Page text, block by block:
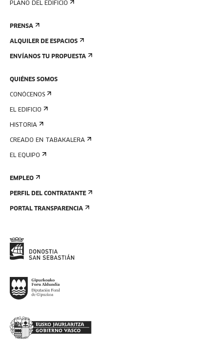
PLANO DEL EDIFICIO
PRENSA
ALQUILER DE ESPACIOS
ENVÍANOS TU PROPUESTA
QUIÉNES SOMOS
CONÓCENOS
EL EDIFICIO
HISTORIA
CREADO EN TABAKALERA
EL EQUIPO
EMPLEO
PERFIL DEL CONTRATANTE
PORTAL TRANSPARENCIA